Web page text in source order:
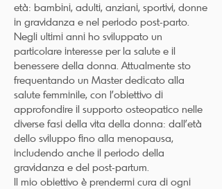
età: bambini, adulti, anziani, sportivi, donne
in gravidanza e nel periodo post-parto.
Negli ultimi anni ho sviluppato un
particolare interesse per la salute e il
benessere della donna. Attualmente sto
frequentando un Master dedicato alla
salute femminile, con l’obiettivo di
approfondire il supporto osteopatico nelle
diverse fasi della vita della donna: dall’età
dello sviluppo fino alla menopausa,
includendo anche il periodo della
gravidanza e del post-partum.
Il mio obiettivo è prendermi cura di ogni